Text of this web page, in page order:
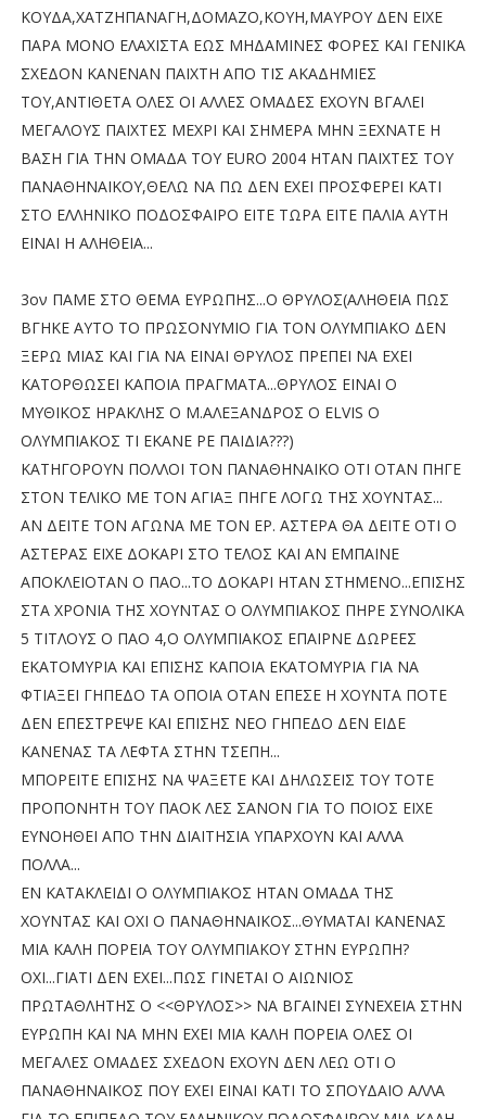
ΚΟΥΔΑ,ΧΑΤΖΗΠΑΝΑΓΗ,ΔΟΜΑΖΟ,ΚΟΥΗ,ΜΑΥΡΟΥ ΔΕΝ ΕΙΧΕ
ΠΑΡΑ ΜΟΝΟ ΕΛΑΧΙΣΤΑ ΕΩΣ ΜΗΔΑΜΙΝΕΣ ΦΟΡΕΣ ΚΑΙ ΓΕΝΙΚΑ
ΣΧΕΔΟΝ ΚΑΝΕΝΑΝ ΠΑΙΧΤΗ ΑΠΟ ΤΙΣ ΑΚΑΔΗΜΙΕΣ
ΤΟΥ,ΑΝΤΙΘΕΤΑ ΟΛΕΣ ΟΙ ΑΛΛΕΣ ΟΜΑΔΕΣ ΕΧΟΥΝ ΒΓΑΛΕΙ
ΜΕΓΑΛΟΥΣ ΠΑΙΧΤΕΣ ΜΕΧΡΙ ΚΑΙ ΣΗΜΕΡΑ ΜΗΝ ΞΕΧΝΑΤΕ Η
ΒΑΣΗ ΓΙΑ ΤΗΝ ΟΜΑΔΑ ΤΟΥ EURO 2004 ΗΤΑΝ ΠΑΙΧΤΕΣ ΤΟΥ
ΠΑΝΑΘΗΝΑΙΚΟΥ,ΘΕΛΩ ΝΑ ΠΩ ΔΕΝ ΕΧΕΙ ΠΡΟΣΦΕΡΕΙ ΚΑΤΙ
ΣΤΟ ΕΛΛΗΝΙΚΟ ΠΟΔΟΣΦΑΙΡΟ ΕΙΤΕ ΤΩΡΑ ΕΙΤΕ ΠΑΛΙΑ ΑΥΤΗ
ΕΙΝΑΙ Η ΑΛΗΘΕΙΑ...
3ον ΠΑΜΕ ΣΤΟ ΘΕΜΑ ΕΥΡΩΠΗΣ...Ο ΘΡΥΛΟΣ(ΑΛΗΘΕΙΑ ΠΩΣ
ΒΓΗΚΕ ΑΥΤΟ ΤΟ ΠΡΩΣΟΝΥΜΙΟ ΓΙΑ ΤΟΝ ΟΛΥΜΠΙΑΚΟ ΔΕΝ
ΞΕΡΩ ΜΙΑΣ ΚΑΙ ΓΙΑ ΝΑ ΕΙΝΑΙ ΘΡΥΛΟΣ ΠΡΕΠΕΙ ΝΑ ΕΧΕΙ
ΚΑΤΟΡΘΩΣΕΙ ΚΑΠΟΙΑ ΠΡΑΓΜΑΤΑ...ΘΡΥΛΟΣ ΕΙΝΑΙ Ο
ΜΥΘΙΚΟΣ ΗΡΑΚΛΗΣ Ο Μ.ΑΛΕΞΑΝΔΡΟΣ O ELVIS Ο
ΟΛΥΜΠΙΑΚΟΣ ΤΙ ΕΚΑΝΕ ΡΕ ΠΑΙΔΙΑ???)
ΚΑΤΗΓΟΡΟΥΝ ΠΟΛΛΟΙ ΤΟΝ ΠΑΝΑΘΗΝΑΙΚΟ ΟΤΙ ΟΤΑΝ ΠΗΓΕ
ΣΤΟΝ ΤΕΛΙΚΟ ΜΕ ΤΟΝ ΑΓΙΑΞ ΠΗΓΕ ΛΟΓΩ ΤΗΣ ΧΟΥΝΤΑΣ...
ΑΝ ΔΕΙΤΕ ΤΟΝ ΑΓΩΝΑ ΜΕ ΤΟΝ ΕΡ. ΑΣΤΕΡΑ ΘΑ ΔΕΙΤΕ ΟΤΙ Ο
ΑΣΤΕΡΑΣ ΕΙΧΕ ΔΟΚΑΡΙ ΣΤΟ ΤΕΛΟΣ ΚΑΙ ΑΝ ΕΜΠΑΙΝΕ
ΑΠΟΚΛΕΙΟΤΑΝ Ο ΠΑΟ...ΤΟ ΔΟΚΑΡΙ ΗΤΑΝ ΣΤΗΜΕΝΟ...ΕΠΙΣΗΣ
ΣΤΑ ΧΡΟΝΙΑ ΤΗΣ ΧΟΥΝΤΑΣ Ο ΟΛΥΜΠΙΑΚΟΣ ΠΗΡΕ ΣΥΝΟΛΙΚΑ
5 ΤΙΤΛΟΥΣ Ο ΠΑΟ 4,Ο ΟΛΥΜΠΙΑΚΟΣ ΕΠΑΙΡΝΕ ΔΩΡΕΕΣ
ΕΚΑΤΟΜΥΡΙΑ ΚΑΙ ΕΠΙΣΗΣ ΚΑΠΟΙΑ ΕΚΑΤΟΜΥΡΙΑ ΓΙΑ ΝΑ
ΦΤΙΑΞΕΙ ΓΗΠΕΔΟ ΤΑ ΟΠΟΙΑ ΟΤΑΝ ΕΠΕΣΕ Η ΧΟΥΝΤΑ ΠΟΤΕ
ΔΕΝ ΕΠΕΣΤΡΕΨΕ ΚΑΙ ΕΠΙΣΗΣ ΝΕΟ ΓΗΠΕΔΟ ΔΕΝ ΕΙΔΕ
ΚΑΝΕΝΑΣ ΤΑ ΛΕΦΤΑ ΣΤΗΝ ΤΣΕΠΗ...
ΜΠΟΡΕΙΤΕ ΕΠΙΣΗΣ ΝΑ ΨΑΞΕΤΕ ΚΑΙ ΔΗΛΩΣΕΙΣ ΤΟΥ ΤΟΤΕ
ΠΡΟΠΟΝΗΤΗ ΤΟΥ ΠΑΟΚ ΛΕΣ ΣΑΝΟΝ ΓΙΑ ΤΟ ΠΟΙΟΣ ΕΙΧΕ
ΕΥΝΟΗΘΕΙ ΑΠΟ ΤΗΝ ΔΙΑΙΤΗΣΙΑ ΥΠΑΡΧΟΥΝ ΚΑΙ ΑΛΛΑ
ΠΟΛΛΑ...
ΕΝ ΚΑΤΑΚΛΕΙΔΙ Ο ΟΛΥΜΠΙΑΚΟΣ ΗΤΑΝ ΟΜΑΔΑ ΤΗΣ
ΧΟΥΝΤΑΣ ΚΑΙ ΟΧΙ Ο ΠΑΝΑΘΗΝΑΙΚΟΣ...ΘΥΜΑΤΑΙ ΚΑΝΕΝΑΣ
ΜΙΑ ΚΑΛΗ ΠΟΡΕΙΑ ΤΟΥ ΟΛΥΜΠΙΑΚΟΥ ΣΤΗΝ ΕΥΡΩΠΗ?
ΟΧΙ...ΓΙΑΤΙ ΔΕΝ ΕΧΕΙ...ΠΩΣ ΓΙΝΕΤΑΙ Ο ΑΙΩΝΙΟΣ
ΠΡΩΤΑΘΛΗΤΗΣ Ο <<ΘΡΥΛΟΣ>> ΝΑ ΒΓΑΙΝΕΙ ΣΥΝΕΧΕΙΑ ΣΤΗΝ
ΕΥΡΩΠΗ ΚΑΙ ΝΑ ΜΗΝ ΕΧΕΙ ΜΙΑ ΚΑΛΗ ΠΟΡΕΙΑ ΟΛΕΣ ΟΙ
ΜΕΓΑΛΕΣ ΟΜΑΔΕΣ ΣΧΕΔΟΝ ΕΧΟΥΝ ΔΕΝ ΛΕΩ ΟΤΙ Ο
ΠΑΝΑΘΗΝΑΙΚΟΣ ΠΟΥ ΕΧΕΙ ΕΙΝΑΙ ΚΑΤΙ ΤΟ ΣΠΟΥΔΑΙΟ ΑΛΛΑ